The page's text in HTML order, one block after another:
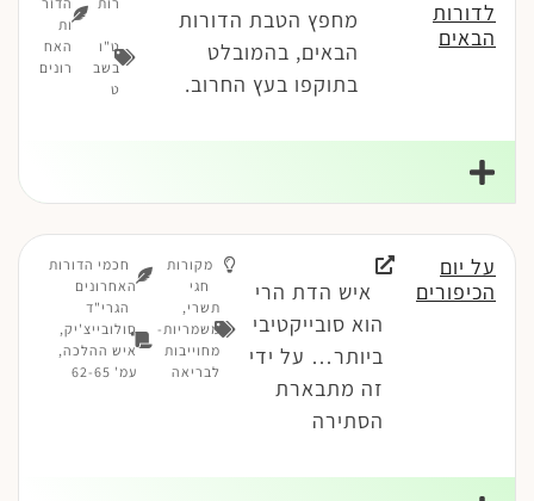
לדורות
הבאים
מחפץ הטבת הדורות
הבאים, בהמובלט
בתוקפו בעץ החרוב.
ט"ו
בשב
ט
ות
האח
רונים
על יום
הכיפורים
איש הדת הרי
הוא סובייקטיבי
ביותר… על ידי
זה מתבארת
הסתירה
מקורות
חגי
תשרי,
משמריות-
מחוייבות
לבריאה
חכמי הדורות
האחרונים
הגרי"ד
סולובייצ'יק,
איש ההלכה,
עמ' 62-65